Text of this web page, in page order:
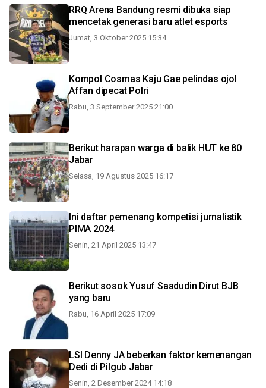
RRQ Arena Bandung resmi dibuka siap
mencetak generasi baru atlet esports
Jumat, 3 Oktober 2025 15:34
Kompol Cosmas Kaju Gae pelindas ojol
Affan dipecat Polri
Rabu, 3 September 2025 21:00
Berikut harapan warga di balik HUT ke 80
Jabar
Selasa, 19 Agustus 2025 16:17
Ini daftar pemenang kompetisi jurnalistik
PIMA 2024
Senin, 21 April 2025 13:47
Berikut sosok Yusuf Saadudin Dirut BJB
yang baru
Rabu, 16 April 2025 17:09
LSI Denny JA beberkan faktor kemenangan
Dedi di Pilgub Jabar
Senin, 2 Desember 2024 14:18